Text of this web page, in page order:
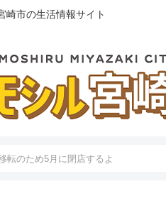
崎市の生活情報サイト
転のため5月に閉店するよ